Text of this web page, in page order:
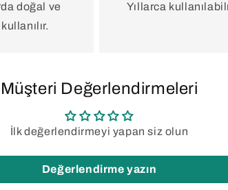
doğal ve
Yıllarca
Müşteri Değerlendirmeleri
İlk değerlendirmeyi yapan siz olun
Değerlendirme yazın